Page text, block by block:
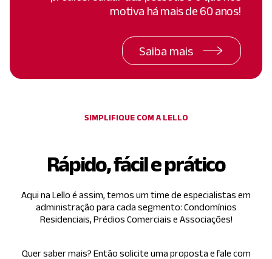
motiva há mais de 60 anos!
Saiba mais
SIMPLIFIQUE COM A LELLO
Rápido, fácil e prático
Aqui na Lello é assim, temos um time de especialistas em
administração para cada segmento: Condomínios
Residenciais, Prédios Comerciais e Associações!
Quer saber mais? Então solicite uma proposta e fale com